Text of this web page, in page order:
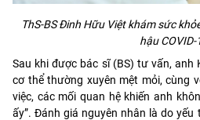
ThS-BS Đinh Hữu Việt khám sức
hậu COVID-
Sau khi được bác sĩ (BS) tư vấn, anh
cơ thể thường xuyên mệt mỏi, cùng
việc, các mối quan hệ khiến anh
ấy”. Đánh giá nguyên nhân là do yếu